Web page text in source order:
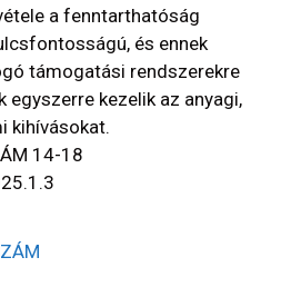
a fenntarthatóság
és ennek
támogatási rendszerekre
egyszerre kezelik az anyagi,
kihívásokat.
14-18